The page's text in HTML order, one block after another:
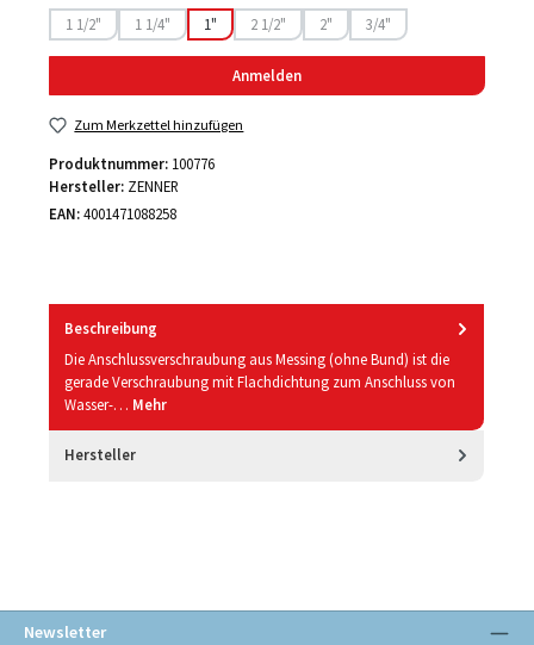
1 1/2"
(Diese Option ist zurzeit nicht verfügbar.)
1 1/4"
(Diese Option ist zurzeit nicht verfügbar.)
1" 2 1/2"
(Diese Option ist zurzeit nicht verfügbar.)
2"
(Diese Option ist zurzeit nicht
3/4"
(Diese Option ist zurzeit
Anmelden
Zum Merkzettel hinzufügen
Produktnummer: 100776
Hersteller: ZENNER
EAN:4001471088258
Beschreibung
Die Anschlussverschraubung aus Messing (ohne Bund) ist die
gerade Verschraubung mit Flachdichtung zum Anschluss von
Wasser-… Mehr
Hersteller
Newsletter